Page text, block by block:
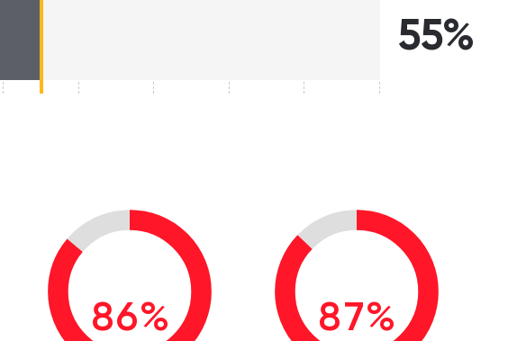
55%
86% 87%